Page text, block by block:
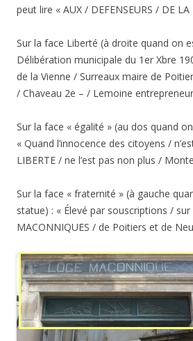
peut lire « AUX / DEFENSEURS / DE LA
Sur la face Liberté (à droite quand on
Délibération municipale du 1er Xbre
de la Vienne / Surreaux maire de
/ Chaveau 2e – / Lemoine
Sur la face « égalité » (au dos quand
« Quand l’innocence des citoyens /
LIBERTE / ne l’est pas non plus /
Sur la face « fraternité » (à gauche
statue) : « Élevé par souscriptions / sur
MACONNIQUES / de Poitiers et de